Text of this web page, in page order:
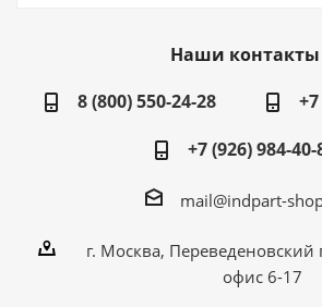
Наши контакты
8 (800) 550-24-28
+7 (926) 984-40-
mail@indpart-
г. Москва, Переведеновский
офис 6-17